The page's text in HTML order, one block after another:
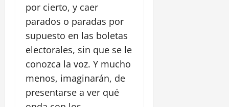
por cierto, y caer
parados o paradas por
supuesto en las boletas
electorales, sin que se le
conozca la voz. Y mucho
menos, imaginarán, de
presentarse a ver qué